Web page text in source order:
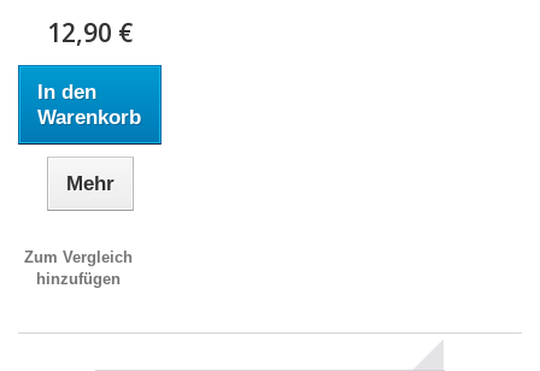
12,90 €
In den
Warenkorb
Mehr
Zum Vergleich
hinzufügen